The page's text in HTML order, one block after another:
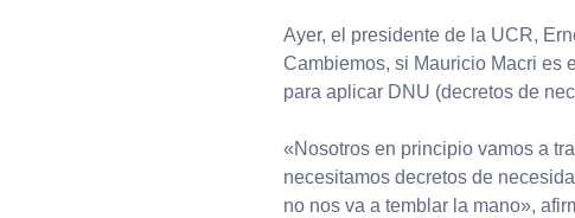
Ayer, el presidente de la UCR,
Cambiemos, si Mauricio Macri es
para aplicar DNU (decretos de
«Nosotros en principio vamos a
necesitamos decretos de
no nos va a temblar la mano»,